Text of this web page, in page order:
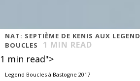
NAT: SEPTIÈME DE KENIS AUX LEGEND
BOUCLES
1 MIN READ
1 min read">
Legend Boucles à Bastogne 2017